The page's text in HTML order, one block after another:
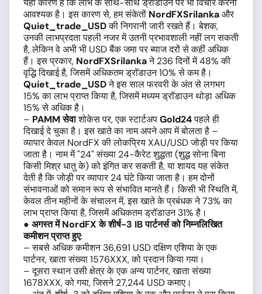
यही कारण है कि लाभ के साथ-साथ ड्रॉडाउन पर भी विचार करना
आवश्यक है। इस कारण से, हम संकेतों NordFXSrilankaऔर
Quiet_trade_USDकी निगरानी जारी रखते हैं। बेशक,
उनकी लाभप्रदता पहली नजर में उतनी प्रभावशाली नहीं लग सकती
है, लेकिन वे अभी भी USD बैंक जमा पर ब्याज दरों से कहीं अधिक
हैं। इस प्रकार, NordFXSrilankaने 236 दिनों में 48% की
वृद्धि दिखाई है, जिसमें अधिकतम ड्रॉडाउन 10% से कम है।
Quiet_trade_USDने इस साल फरवरी के अंत से लगभग
15% का लाभ प्राप्त किया है, जिसमें मध्यम ड्रॉडाउन थोड़ा अधिक
15% से अधिक है।
– PAMM सेवाशोकेस पर, एक स्टार्टअपGold24पहले ही
दिखाई दे चुका है। इस खाते का नाम अपने आप में बोलता है –
व्यापार केवल NordFX की लोकप्रिय XAU/USD जोड़ी पर किया
जाता है। नाम में "24" संख्या 24-कैरेट शुद्धता (शुद्ध सोना बिना
किसी मिश्र धातु के) को इंगित कर सकती है, या शायद यह संकेत
देती है कि जोड़ी पर व्यापार 24 घंटे किया जाता है। हम दोनों
संभावनाओं को समान रूप से संभावित मानते हैं। किसी भी स्थिति में,
केवल तीन महीनों के संचालन में, इस खाते के प्रबंधक ने 73% का
लाभ प्राप्त किया है, जिसमें अधिकतम ड्रॉडाउन 31% है।
● अगस्त में NordFX के शीर्ष-3 IB पार्टनर्स को निम्नलिखित
कमीशन प्राप्त हुए:
– सबसे अधिक कमीशन 36,691 USD दक्षिण एशिया के एक
पार्टनर, खाता संख्या 1576XXX, को प्रदान किया गया।
– दूसरा स्थान उसी क्षेत्र के एक अन्य पार्टनर, खाता संख्या
1678XXX, को गया, जिसने 27,244 USD कमाए।